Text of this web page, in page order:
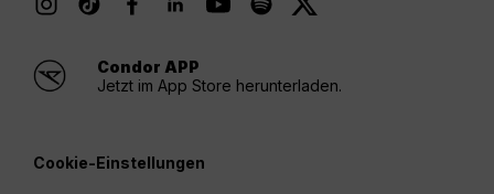
Condor APP
Jetzt im App Store herunterladen.
Cookie-Einstellungen